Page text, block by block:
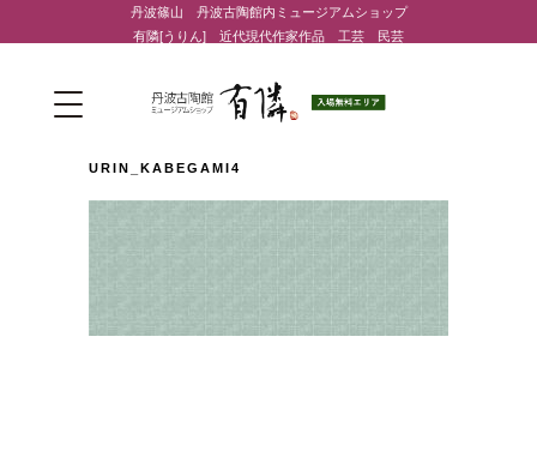
丹波篠山 丹波古陶館内ミュージアムショップ
有隣[うりん] 近代現代作家作品 工芸 民芸
URIN_KABEGAMI4